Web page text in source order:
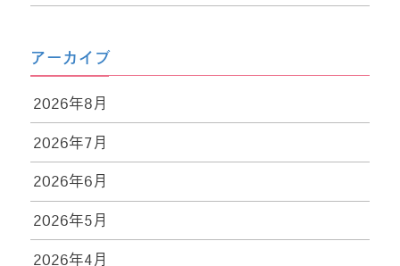
アーカイブ
2026年8月
2026年7月
2026年6月
2026年5月
2026年4月